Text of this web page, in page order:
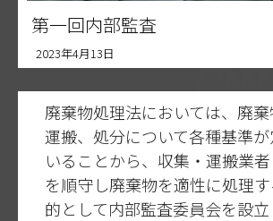
第一回内部監査
2023年4月13日
廃棄物処理法においては、廃棄
運搬、処分について各種基準
いることから、収集・運搬業
を順守し廃棄物を適性に処理
的として内部監査委員会を設立